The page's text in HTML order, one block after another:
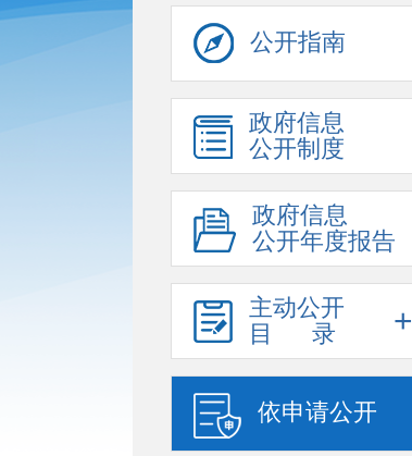
公开指南
政府信息
公开制度
政府信息
公开年度报告
主动公开
目 录
+
依申请公开